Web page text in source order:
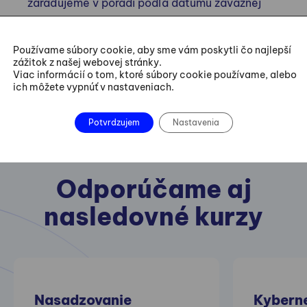
zaraďujeme v poradí podľa dátumu záväznej
Odporúčame aj
nasledovné kurzy
Nasadzovanie
Používame súbory cookie, aby sme vám poskytli čo najlepší
zážitok z našej webovej stránky.
Viac informácií o tom, ktoré súbory cookie používame, alebo
ich môžete vypnúť v nastaveniach.
Potvrdzujem Nastavenia